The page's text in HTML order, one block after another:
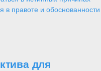
в правоте и обоснованности
для